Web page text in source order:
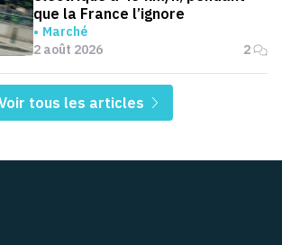
que la France l’ignore
Marché
2 août 2026
2
tous les articles